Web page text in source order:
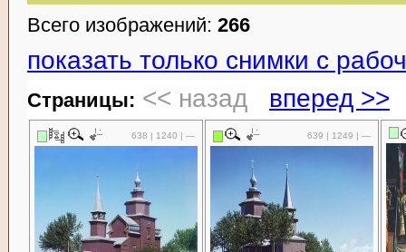
Всего изображений: 266
показать только снимки с
Cтраницы: << назад вперед >>
638 | 1240 | — 639 | 1249 | —